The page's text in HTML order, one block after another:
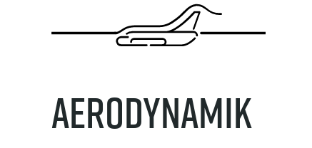
Aerodynamik